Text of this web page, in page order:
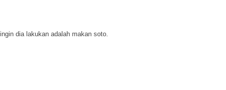
dia lakukan adalah makan soto.